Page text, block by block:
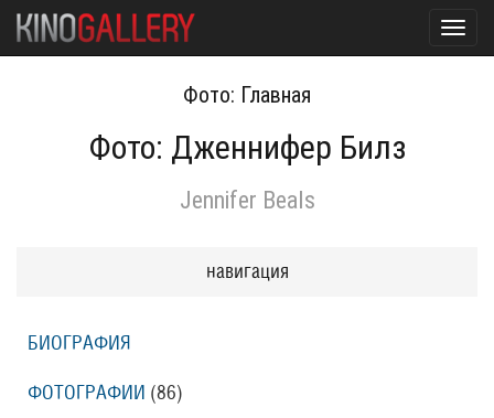
Фото: Главная
Фото: Дженнифер Билз
Jennifer Beals
навигация
БИОГРАФИЯ
ФОТОГРАФИИ (86)